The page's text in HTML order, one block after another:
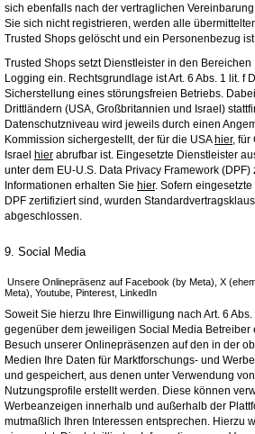
sich ebenfalls nach der vertraglichen
Sie sich nicht registrieren, werden alle
Trusted Shops gelöscht und ein Personenbezug
Trusted Shops setzt Dienstleister in den
Logging ein. Rechtsgrundlage ist Art. 6 Abs. 1 lit. f
Sicherstellung eines störungsfreien Betriebs.
Drittländern (USA, Großbritannien und Israel)
Datenschutzniveau wird jeweils durch einen
Kommission sichergestellt, der für die USA hier, für
Israel hier abrufbar ist. Eingesetzte Dienstleister
unter dem EU-U.S. Data Privacy Framework (DPF)
Informationen erhalten Sie hier. Sofern
DPF zertifiziert sind, wurden
abgeschlossen.
9. Social Media
Unsere Onlinepräsenz auf Facebook (by Meta), X
Meta), Youtube, Pinterest, LinkedIn
Soweit Sie hierzu Ihre Einwilligung nach Art. 6 Abs.
gegenüber dem jeweiligen Social Media Betreiber
Besuch unserer Onlinepräsenzen auf den in der
Medien Ihre Daten für Marktforschungs- und
und gespeichert, aus denen unter Verwendung
Nutzungsprofile erstellt werden. Diese können
Werbeanzeigen innerhalb und außerhalb der
mutmaßlich Ihren Interessen entsprechen. Hierzu